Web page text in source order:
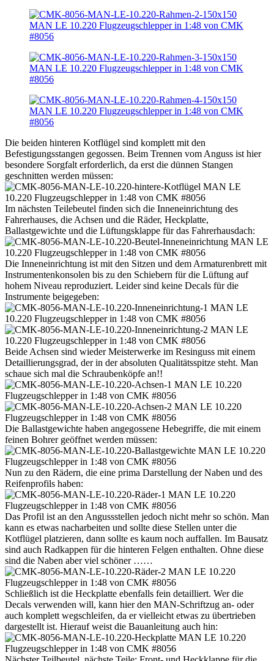
Die beiden hinteren Kotflügel sind komplett mit den
Befestigungsstangen gegossen. Beim Trennen vom Anguss ist hier
besondere Sorgfalt erforderlich, da erst die dünnen Stangen
geschnitten werden müssen:
Im nächsten Teilebeutel finden sich die Inneneinrichtung des
Fahrerhauses, die Achsen und die Räder, Heckplatte,
Ballastgewichte und die Lüftungsklappe für das Fahrerhausdach:
Die Inneneinrichtung ist mit den Sitzen und dem Armaturenbrett mit
Instrumentenkonsolen bis zu den Schiebern für die Lüftung auf
hohem Niveau reproduziert. Leider sind keine Decals für die
Instrumente beigegeben:
Beide Achsen sind wieder Meisterwerke im Resinguss mit einem
Detaillierungsgrad, der in der absoluten Qualitätsspitze steht. Man
schaue sich mal die Schraubenköpfe an!!
Die Ballastgewichte haben angegossene Hebegriffe, die mit einem
feinen Bohrer geöffnet werden müssen:
Nun zu den Rädern, die eine prima Darstellung der Naben und des
Reifenprofils haben:
Das Profil ist an den Angussstellen jedoch nicht mehr so schön. Man
kann es etwas nacharbeiten und sollte diese Stellen unter die
Kotflügel platzieren, dann sollte es kaum noch auffallen. Im Bausatz
sind auch Radkappen für die hinteren Felgen enthalten. Ohne diese
sind die Naben aber viel schöner ……
Schließlich ist die Heckplatte ebenfalls fein detailliert. Wer die
Decals verwenden will, kann hier den MAN-Schriftzug an- oder
auch komplett wegschleifen, da er vielleicht etwas zu übertrieben
dargestellt ist. Hierauf weist die Bauanleitung auch hin: